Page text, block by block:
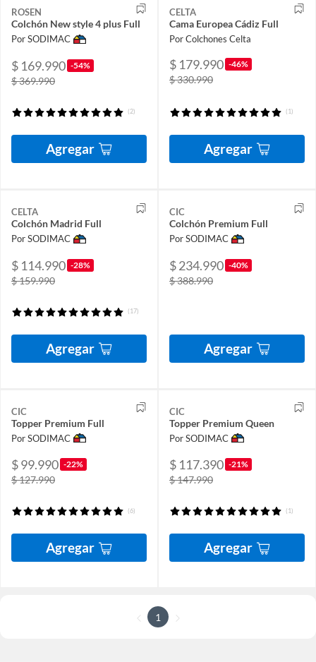
ROSEN
Colchón New style 4 plus Full
Por SODIMAC
$ 169.990 -54%
$ 369.990
(2)
Agregar
CELTA
Cama Europea Cádiz Full
Por Colchones Celta
$ 179.990 -46%
$ 330.990
(1)
Agregar
CELTA
Colchón Madrid Full
Por SODIMAC
$ 114.990 -28%
$ 159.990
(17)
Agregar
CIC
Colchón Premium Full
Por SODIMAC
$ 234.990 -40%
$ 388.990
Agregar
CIC
Topper Premium Full
Por SODIMAC
$ 99.990 -22%
$ 127.990
(6)
Agregar
CIC
Topper Premium Queen
Por SODIMAC
$ 117.390 -21%
$ 147.990
(1)
Agregar
1